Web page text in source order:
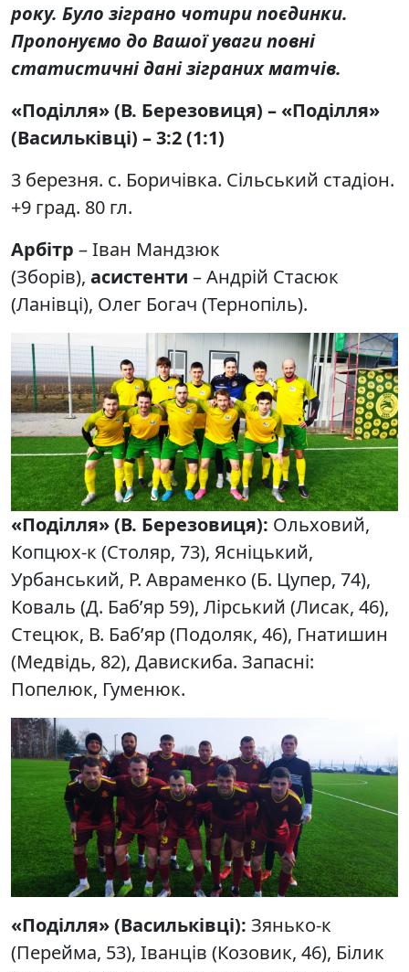
року. Було зіграно чотири поєдинки.
Пропонуємо до Вашої уваги повні
статистичні дані зіграних матчів.
«Поділля» (В. Березовиця) – «Поділля»
(Васильківці) – 3:2 (1:1)
3 березня. с. Боричівка. Сільський стадіон.
+9 град. 80 гл.
Арбітр – Іван Мандзюк
(Зборів), асистенти – Андрій Стасюк
(Ланівці), Олег Богач (Тернопіль).
«Поділля» (В. Березовиця): Ольховий,
Копцюх-к (Столяр, 73), Ясніцький,
Урбанський, Р. Авраменко (Б. Цупер, 74),
Коваль (Д. Баб’яр 59), Лірський (Лисак, 46),
Стецюк, В. Баб’яр (Подоляк, 46), Гнатишин
(Медвідь, 82), Давискиба. Запасні:
Попелюк, Гуменюк.
«Поділля» (Васильківці): Зянько-к
(Перейма, 53), Іванців (Козовик, 46), Білик